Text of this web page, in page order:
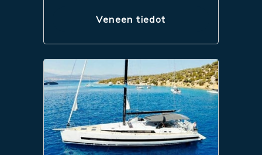
Veneen tiedot